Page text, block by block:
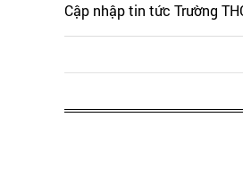
Cập nhập tin tức Trường